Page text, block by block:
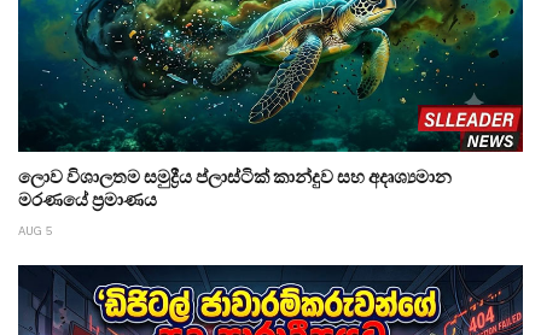
ලොව විශාලතම සමුද්‍රීය ප්ලාස්ටික් කාන්දුව සහ අදෘශ්‍යමාන
මරණයේ ප්‍රමාණය
AUG 5